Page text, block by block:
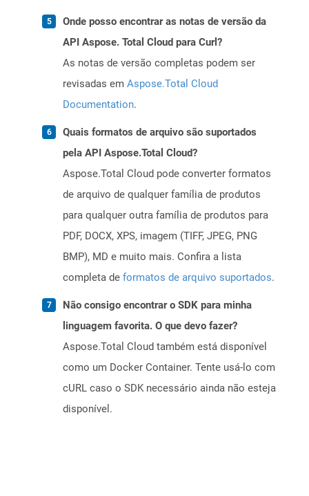
Onde posso encontrar as notas de versão da
API Aspose. Total Cloud para Curl?
As notas de versão completas podem ser
revisadas em Aspose.Total Cloud
Documentation.
Quais formatos de arquivo são suportados
pela API Aspose.Total Cloud?
Aspose.Total Cloud pode converter formatos
de arquivo de qualquer família de produtos
para qualquer outra família de produtos para
PDF, DOCX, XPS, imagem (TIFF, JPEG, PNG
BMP), MD e muito mais. Confira a lista
completa de formatos de arquivo suportados.
Não consigo encontrar o SDK para minha
linguagem favorita. O que devo fazer?
Aspose.Total Cloud também está disponível
como um Docker Container. Tente usá-lo com
cURL caso o SDK necessário ainda não esteja
disponível.